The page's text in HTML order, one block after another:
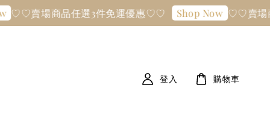
商品任選3件免運優惠♡♡ Shop Now ♡♡賣場商品任
登入 購物車